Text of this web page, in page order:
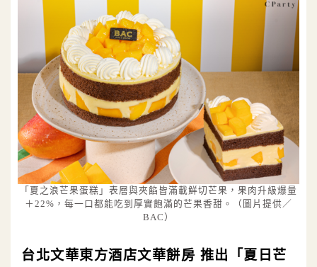
「夏之浪芒果蛋糕」表層與夾餡皆滿載鮮切芒果，果肉升級爆量
＋22%，每一口都能吃到厚實飽滿的芒果香甜。（圖片提供／
BAC）
台北文華東方酒店文華餅房 推出「夏日芒